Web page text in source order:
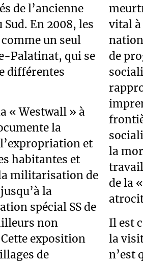
de l’ancienne
En 2008, les
un seul
Palatinat, qui se
différentes
« Westwall » à
la
et
habitantes et
militarisation de
la
spécial SS de
non
exposition
de
vital à
de
la
de la
Il est
la
n’est